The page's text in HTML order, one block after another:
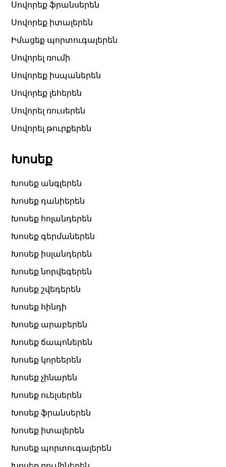
Սովորեք ֆրանսերեն
Սովորեք իտալերեն
Իմացեք պորտուգալերեն
Սովորել ռումի
Սովորեք իսպաներեն
Սովորեք լեհերեն
Սովորել ռուսերեն
Սովորել թուրքերեն
Խոսեք
Խոսեք անգլերեն
Խոսեք դանիերեն
Խոսեք հոլանդերեն
Խոսեք գերմաներեն
Խոսեք իսլանդերեն
Խոսեք նորվեգերեն
Խոսեք շվեդերեն
Խոսեք հինդի
Խոսեք արաբերեն
Խոսեք ճապոներեն
Խոսեք կորեերեն
Խոսեք չինարեն
Խոսեք ուելսերեն
Խոսեք ֆրանսերեն
Խոսեք իտալերեն
Խոսեք պորտուգալերեն